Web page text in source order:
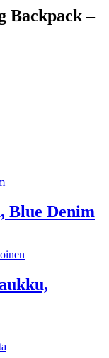
Backpack –
Blue Denim